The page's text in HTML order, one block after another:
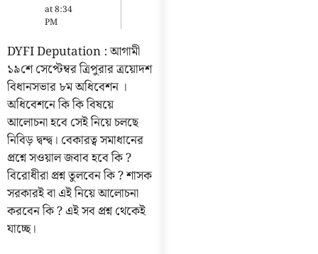
at8:34
PM
DYFI Deputation : আগামী
১৯শে সেপ্টেম্বর ত্রিপুরার ত্রয়োদশ
বিধানসভার ৮ম অধিবেশন ।
অধিবেশনে কি কি বিষয়ে
আলোচনা হবে সেই নিয়ে চলছে
নিবিড় দ্বন্দ্ব। বেকারত্ব সমাধানের
প্রশ্নে সওয়াল জবাব হবে কি ?
বিরোধীরা প্রশ্ন তুলবেন কি ? শাসক
সরকারই বা এই নিয়ে আলোচনা
করবেন কি ? এই সব প্রশ্ন থেকেই
যাচ্ছে।